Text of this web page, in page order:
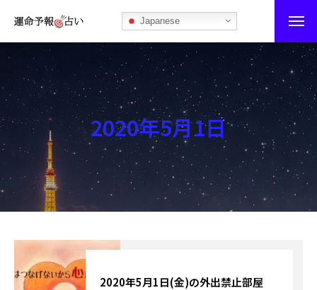
Japanese
運命予報占い
運命予報占いとは
あなたの所属部屋を探そう！
最恐の相性占い
秘伝公開！吉凶カレンダー
記事カテゴリー
ブログ
2020年5月1日
2020年5月1日(金)の外出禁止部屋